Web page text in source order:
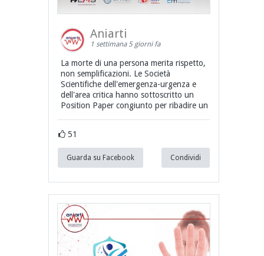
Aniarti
1 settimana 5 giorni fa
La morte di una persona merita rispetto,
non semplificazioni. Le Società
Scientifiche dell'emergenza-urgenza e
dell'area critica hanno sottoscritto un
Position Paper congiunto per ribadire un
51
Guarda su Facebook Condividi